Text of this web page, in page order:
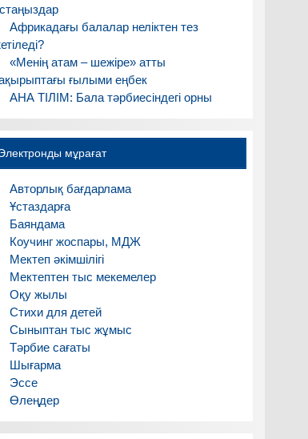
Африкадағы балалар неліктен тез
«Менің атам – шежіре» атты
ғылыми еңбек
АНА ТІЛІМ: Бала тәрбиесіндегі орны
мұрағат
Авторлық бағдарлама
Ұстаздарға
Баяндама
Коучинг жоспары, МДЖ
Мектеп әкімшілігі
Мектептен тыс мекемелер
Оқу жылы
Стихи для детей
Сыныптан тыс жұмыс
Тәрбие сағаты
Шығарма
Эссе
Өлеңдер